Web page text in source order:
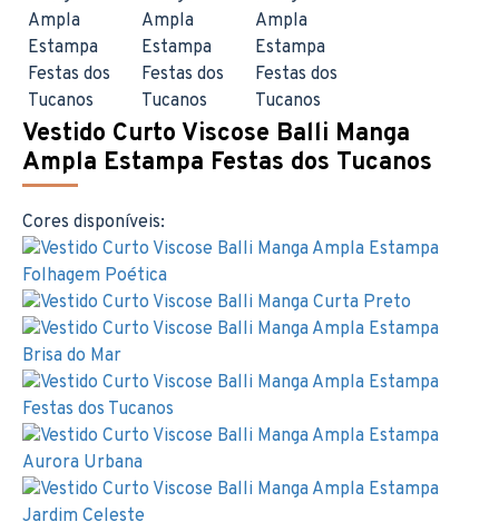
Vestido Curto Viscose Balli Manga
Ampla Estampa Festas dos Tucanos
Cores disponíveis: